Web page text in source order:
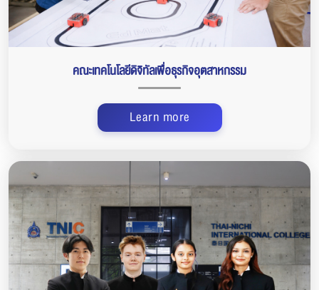
คณะเทคโนโลยีดิจิทัลเพื่อธุรกิจอุตสาหกรรม
Learn more